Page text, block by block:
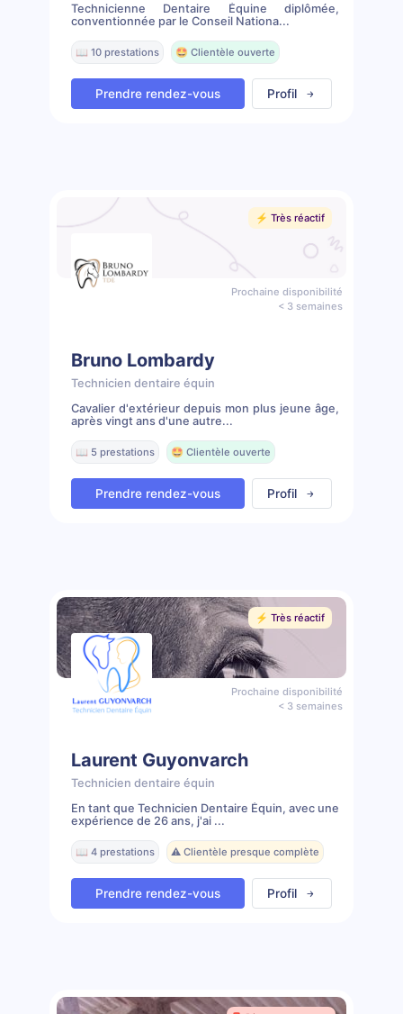
Technicienne Dentaire Équine diplômée,
conventionnée par le Conseil Nationa...
📖 10 prestations 🤩 Clientèle ouverte
Prendre rendez-vous Profil
⚡️ Très réactif
Prochaine disponibilité
< 3 semaines
Bruno Lombardy
Technicien dentaire équin
Cavalier d'extérieur depuis mon plus jeune âge,
après vingt ans d'une autre...
📖 5 prestations 🤩 Clientèle ouverte
Prendre rendez-vous Profil
⚡️ Très réactif
Prochaine disponibilité
< 3 semaines
Laurent Guyonvarch
Technicien dentaire équin
En tant que Technicien Dentaire Équin, avec une
expérience de 26 ans, j'ai ...
📖 4 prestations ⚠️ Clientèle presque complète
Prendre rendez-vous Profil